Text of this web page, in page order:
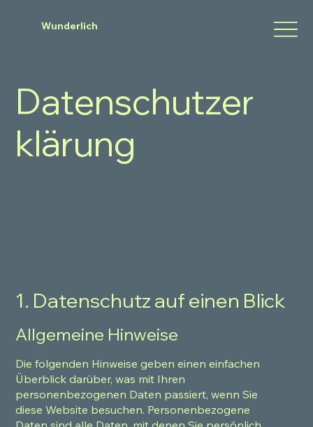
Wunderlich
Datenschutzer
klärung
1. Datenschutz auf einen Blick
Allgemeine Hinweise
Die folgenden Hinweise geben einen einfachen
Überblick darüber, was mit Ihren
personenbezogenen Daten passiert, wenn Sie
diese Website besuchen. Personenbezogene